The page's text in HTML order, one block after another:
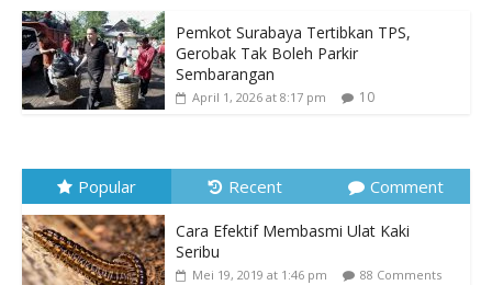
Pemkot Surabaya Tertibkan TPS,
Gerobak Tak Boleh Parkir
Sembarangan
April 1, 2026 at 8:17 pm 10
Popular Recent Comment
Cara Efektif Membasmi Ulat Kaki
Seribu
Mei 19, 2019 at 1:46 pm 88 Comments